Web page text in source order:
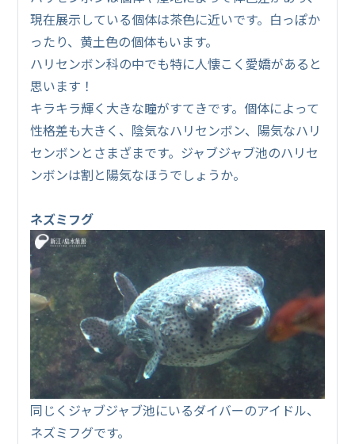
現在展示している個体は茶色に近いです。白っぽか
ったり、黄土色の個体もいます。
ハリセンボン科の中でも特に人懐こく愛嬌があると
思います！
キラキラ輝く大きな瞳がすてきです。個体によって
性格差も大きく、陰気なハリセンボン、陽気なハリ
センボンとさまざまです。ジャブジャブ池のハリセ
ンボンは割と陽気なほうでしょうか。
ネズミフグ
同じくジャブジャブ池にいるダイバーのアイドル、
ネズミフグです。